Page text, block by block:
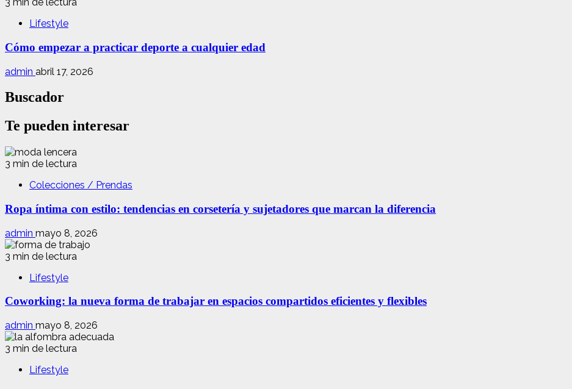
Lifestyle
Cómo empezar a practicar deporte a cualquier edad
admin abril 17, 2026
Buscador
Te pueden interesar
3 min de lectura
Colecciones / Prendas
Ropa íntima con estilo: tendencias en corsetería y sujetadores que marcan la diferencia
admin mayo 8, 2026
3 min de lectura
Lifestyle
Coworking: la nueva forma de trabajar en espacios compartidos eficientes y flexibles
admin mayo 8, 2026
3 min de lectura
Lifestyle